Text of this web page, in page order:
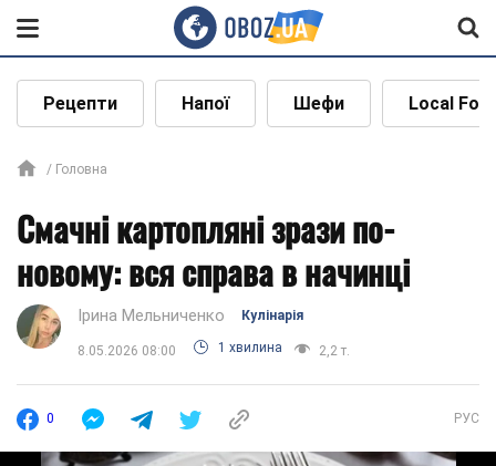
Рецепти Напої Шефи Local
Головна
Смачні картопляні зрази по-
новому: вся справа в начинці
Ірина Мельниченко Кулінарія
8.05.2026 08:00 1 хвилина 2,2 т.
0 РУС